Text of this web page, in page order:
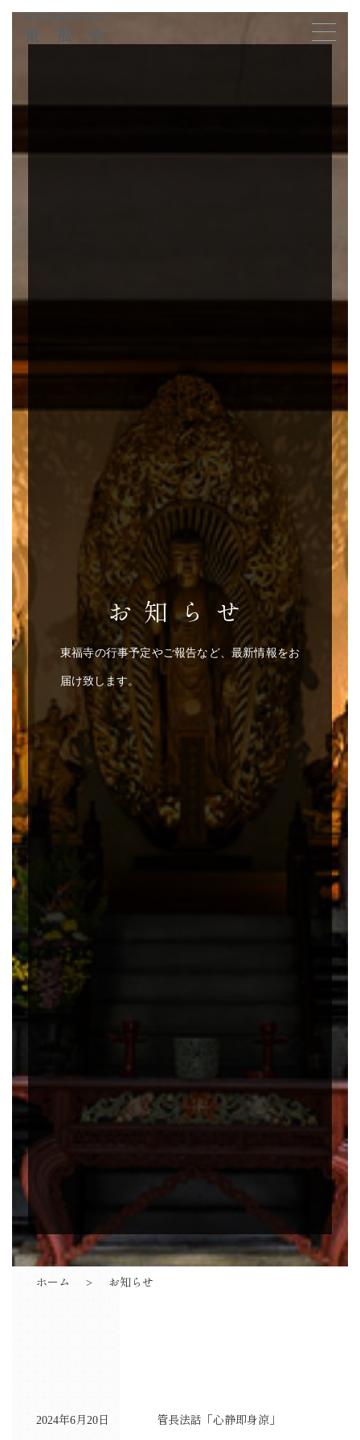
臨済宗東福寺派大本山
東福寺
お知らせ
東福寺の行事予定やご報告など、最新情報をお
届け致します。
ホーム お知らせ
2024年6月20日 管長法話「心静即身涼」